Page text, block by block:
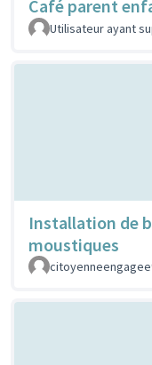
Café parent
Utilisateur ayant
Installation de
moustiques
citoyenneengagee